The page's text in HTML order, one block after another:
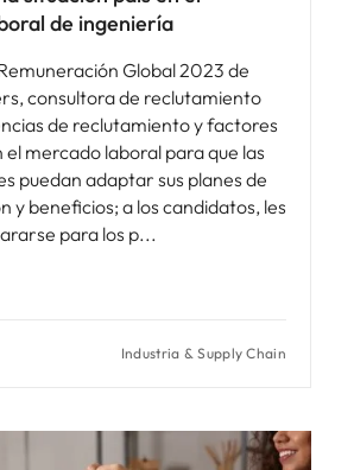
de ingeniería
Global 2023 de
consultora de reclutamiento
de reclutamiento y factores
mercado laboral para que las
puedan adaptar sus planes de
y beneficios; a los candidatos, les
para los p
Industria & Supply Chain